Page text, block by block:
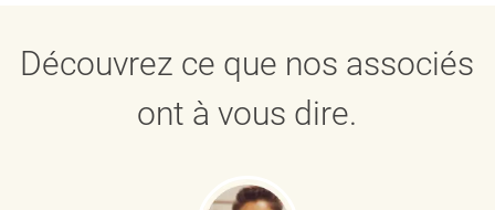
Découvrez ce que nos associés
ont à vous dire.